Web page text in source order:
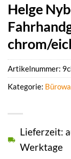
Helge
chrom/
Lieferzeit:
Werktage
Artikelnummer:
Kategorie: